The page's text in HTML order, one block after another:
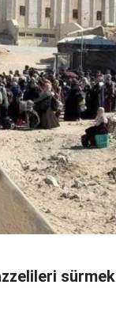
sürmek